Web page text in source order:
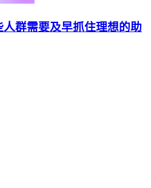
群需要及早抓住理想的助